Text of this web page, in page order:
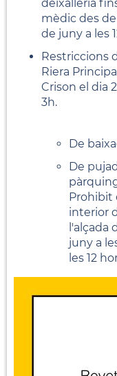
deixalleria
mèdic des
de juny a les
Restriccions
Riera
Crison el dia
3h.
De
De
Prohibit
interior
l'alçada
juny a
les 12